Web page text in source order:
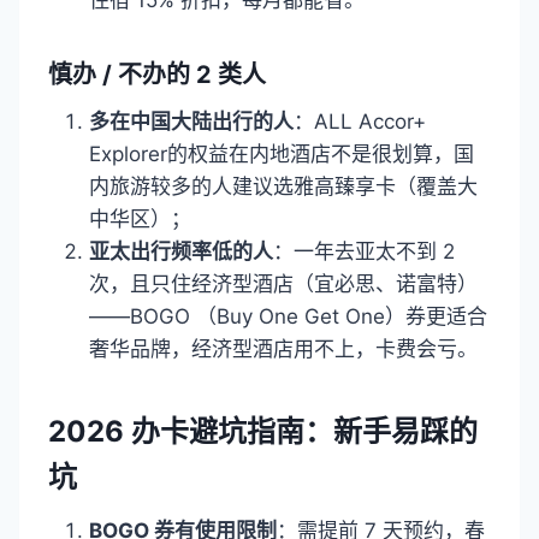
慎办 / 不办的 2 类人
多在中国大陆出行的人 ：ALL Accor+
Explorer的权益在内地酒店不是很划算，国
内旅游较多的人建议选雅高臻享卡（覆盖大
中华区）；
亚太出行频率低的人 ：一年去亚太不到 2
次，且只住经济型酒店（宜必思、诺富特）
——BOGO （Buy One Get One）券更适合
奢华品牌，经济型酒店用不上，卡费会亏。
2026 办卡避坑指南：新手易踩的
坑
BOGO 券有使用限制 ：需提前 7 天预约，春